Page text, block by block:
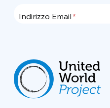
Indirizzo Email